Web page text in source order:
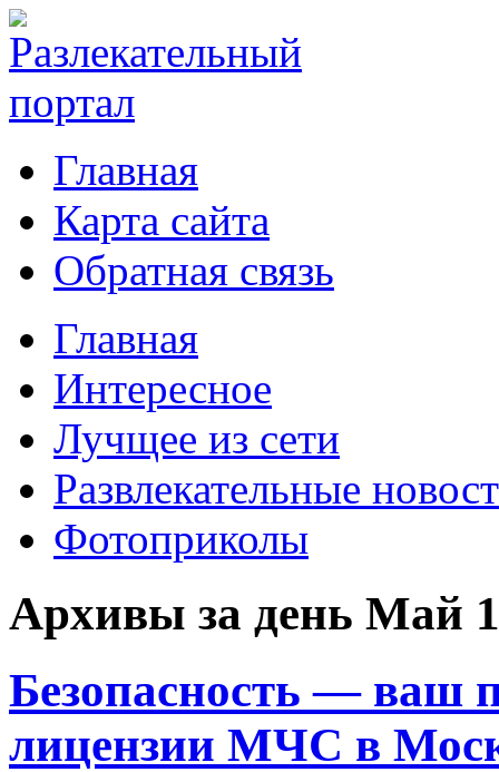
Главная
Карта сайта
Обратная связь
Главная
Интересное
Лучщее из сети
Развлекательные
Фотоприколы
Архивы за день Май
Безопасность — ваш
лицензии МЧС в